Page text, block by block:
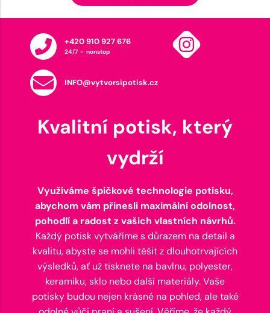
+420 910 927 676
24/7 - nonstop
INFO@vytvorsipotisk.cz
Kvalitní potisk, který
vydrží
Využíváme špičkové technologie potisku,
abychom vám přinesli maximální odolnost,
pohodlí a radost z vašich vlastních návrhů.
Každý potisk vytváříme s důrazem na detail a
kvalitu, abyste se mohli těšit z dlouhotrvajících
výsledků, ať už tisknete na bavlnu, polyester,
keramiku, sklo nebo další materiály. Vaše
potisky budou nejen krásné na pohled, ale také